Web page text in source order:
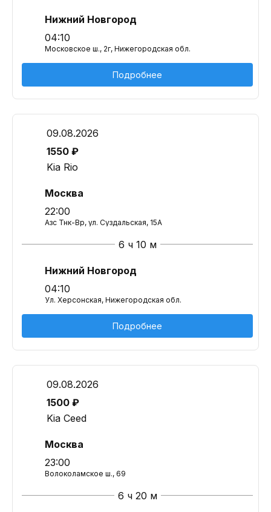
Нижний Новгород
04:10
Московское ш., 2г, Нижегородская обл.
Подробнее
09.08.2026
1550 ₽
Kia Rio
Москва
22:00
Азс Тнк-Вр, ул. Суздальская, 15А
6 ч 10 м
Нижний Новгород
04:10
Ул. Херсонская, Нижегородская обл.
Подробнее
09.08.2026
1500 ₽
Kia Ceed
Москва
23:00
Волоколамское ш., 69
6 ч 20 м